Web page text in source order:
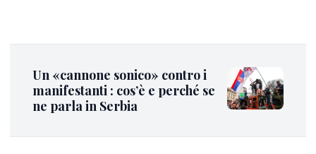
Un «cannone sonico» contro i
manifestanti : cos’è e perché se
ne parla in Serbia